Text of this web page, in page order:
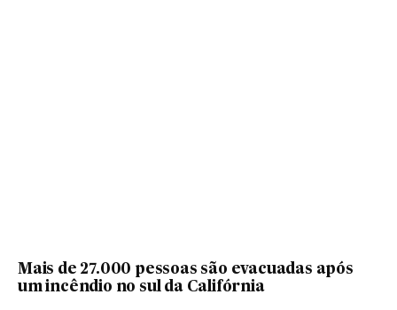
Mais de 27.000 pessoas são evacuadas após
um incêndio no sul da Califórnia